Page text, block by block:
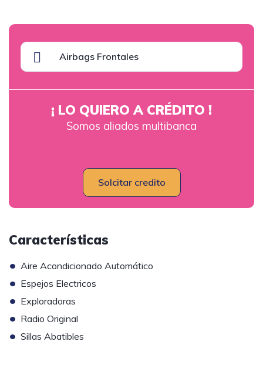
Airbags Frontales
¡ LO QUIERO A CRÉDITO !
Somos aliados multibanca
Solcitar credito
Características
• Aire Acondicionado Automático
• Espejos Electricos
• Exploradoras
• Radio Original
• Sillas Abatibles